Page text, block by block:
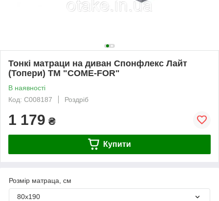
Тонкі матраци на диван Спонфлекс Лайт
(Топери) ТМ "COME-FOR"
В наявності
Код: С008187
Роздріб
1 179 ₴
Купити
Розмір матраца, см
80х190